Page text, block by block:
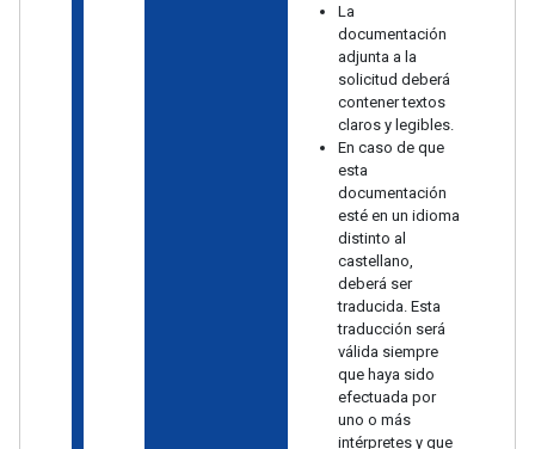
La
documentación
adjunta a la
solicitud deberá
contener textos
claros y legibles.
En caso de que
esta
documentación
esté en un idioma
distinto al
castellano,
deberá ser
traducida. Esta
traducción será
válida siempre
que haya sido
efectuada por
uno o más
intérpretes y que